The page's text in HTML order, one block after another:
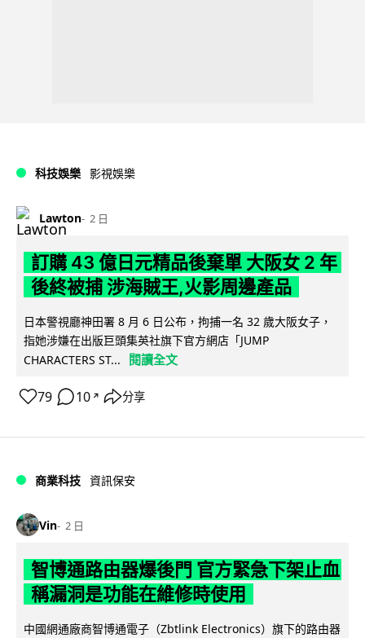
科技娛樂 影視娛樂
Lawton 2 日
訂購 43 億日元精品後棄單 大阪女 2 年
後終被捕 涉海賊王,火影周邊產品
日本警視廳神田署 8 月 6 日公布，拘捕一名 32 歲大阪女子，
指她涉嫌在出版巨頭集英社旗下官方網店「JUMP
CHARACTERS ST...
閱讀全文
79 10 ↗ 分享
商業科技 資訊保安
Vin 2 日
智博通路由器爆後門 官方緊急下架止血
稱漏洞是功能在維修時使用
中國網通廠商智博通電子（Zbtlink Electronics）旗下的路由器